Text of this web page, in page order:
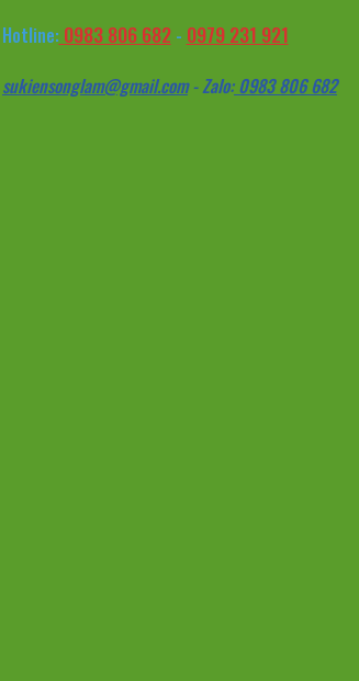
Hotline:0983 806 682- 0979 231 921
sukiensonglam@gmail.com- Zalo:0983 806 682